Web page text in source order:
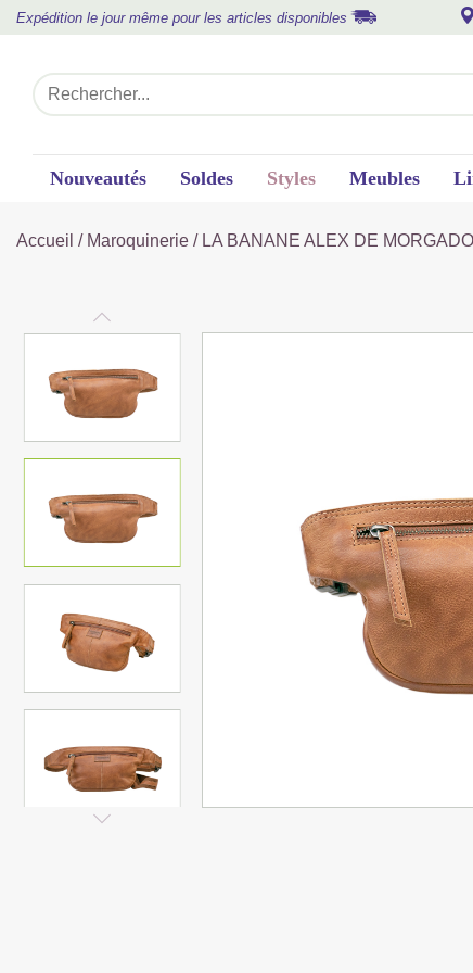
Expédition le jour même pour les articles disponibles
Nouveautés Soldes Styles Meubles
Accueil / Maroquinerie / LA BANANE ALEX DE